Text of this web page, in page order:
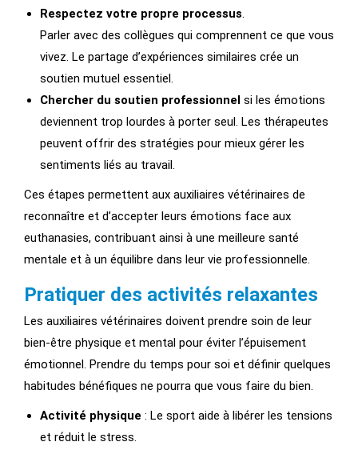
Respectez votre propre processus.
Parler avec des collègues qui comprennent ce que vous
vivez. Le partage d’expériences similaires crée un
soutien mutuel essentiel.
Chercher du soutien professionnel si les émotions
deviennent trop lourdes à porter seul. Les thérapeutes
peuvent offrir des stratégies pour mieux gérer les
sentiments liés au travail.
Ces étapes permettent aux auxiliaires vétérinaires de
reconnaître et d’accepter leurs émotions face aux
euthanasies, contribuant ainsi à une meilleure santé
mentale et à un équilibre dans leur vie professionnelle.
Pratiquer des activités relaxantes
Les auxiliaires vétérinaires doivent prendre soin de leur
bien-être physique et mental pour éviter l’épuisement
émotionnel. Prendre du temps pour soi et définir quelques
habitudes bénéfiques ne pourra que vous faire du bien.
Activité physique : Le sport aide à libérer les tensions
et réduit le stress.